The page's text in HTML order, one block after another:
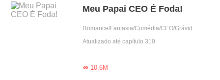
Meu Papai CEO É Foda!
Romance/Fantasia/Comédia/CEO/Grávida/Contra-Ataque/Gentil/Criança fofa
Atualizado até capítulo 310
10.6M